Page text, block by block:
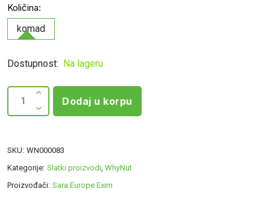
Količina:
komad
Dostupnost: Na lageru
Dodaj u korpu
SKU: WN000083
Kategorije: Slatki proizvodi, WhyNut
Proizvođači: Sara Europe Exim